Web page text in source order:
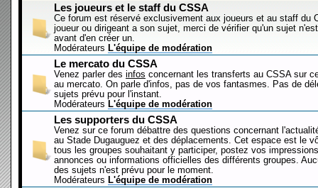
Les joueurs et le staff du CSSA
Ce forum est réservé exclusivement aux joueurs et au staff du
joueur ou dirigeant a son sujet, merci de vérifier qu'un sujet
avant d'en créer un.
Modérateurs L'équipe de modération
Le mercato du CSSA
Venez parler des infos concernant les transferts au CSSA sur
au mercato. On parle d'infos, pas de vos fantasmes. Pas de
sujets prévu pour l'instant.
Modérateurs L'équipe de modération
Les supporters du CSSA
Venez sur ce forum débattre des questions concernant
au Stade Dugauguez et des déplacements. Cet espace est le
tous les groupes souhaitant y participer, postez vos
annonces ou informations officielles des différents groupes.
des sujets n'est prévu pour le moment.
Modérateurs L'équipe de modération